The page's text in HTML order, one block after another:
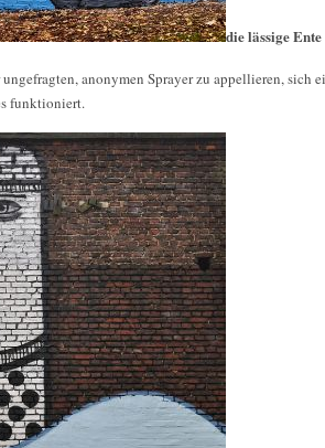
die lässige Ente
anonymen Sprayer zu appellieren, sich
funktioniert.